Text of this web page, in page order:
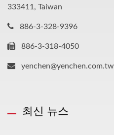
333411, Taiwan
886-3-328-9396
886-3-318-4050
yenchen@yenchen.com.tw
최신 뉴스